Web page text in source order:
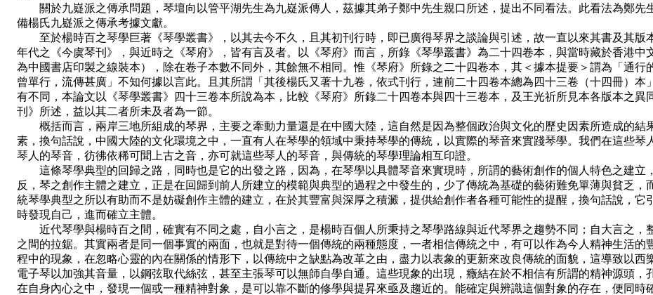
關於九嶷派之傳承問題，琴壇向以管平湖先生為九嶷派傳人，茲據其弟子鄭中先生親口所述，提出不同看法。此看法為鄭先
備楊氏九嶷派之傳承考據文獻。
至於楊時百之琴學巨著《琴學叢書》，以其去今不久，且其初刊行時，即已廣得琴界之談論與引述，故一直以來其書及其版
年代之《今虞琴刊》，與近時之《琴府》，皆有言及者。以《琴府》而言，所錄《琴學叢書》為二十四卷本，與當時藏於香港
為中國書店印製之線裝本），除在卷子本數不同外，其餘無不相同。惟《琴府》所錄之二十四卷本，其＜據本提要＞謂為「通行
曾單行，流傳甚廣」不知何據以言此。且其所謂「其後楊氏又著十九卷，依式刊行，連前二十四卷本總為四十三卷（十四冊）
有不同，本論文以《琴學叢書》四十三卷本所說為本，比較《琴府》所錄二十四卷本與四十三卷本，及王光祈所見本各版本之
刊》所述，益以其二者所未及者為一節。
概括而言，兩岸三地所組成的琴界，主要之牽動力量還是在中國大陸，這自然是因為整個政治與文化的歷史因素所造成的結
素，換句話說，中國大陸的文化環境之中，一直有人在琴學的領域中秉持琴學的傳統，以實際的琴音來實踐琴學。我們在這些
琴人的琴音，彷彿依稀可聞上古之音，亦可就這些琴人的琴音，與傳統的琴學理論相互印證。
這條琴學典型的回歸之路，同時也是它的出發之路，因為，在琴學以具體琴音來實現時，所謂的藝術創作的個人特色之建立
反，琴之創作主體之建立，正是在回歸到前人所建立的模範與典型的過程之中發生的，少了傳統為基礎的藝術難免單薄與貧乏
統琴學典型之所以有助而不是妨礙創作主體的建立，在於其豐富與深厚之積澱，提供給創作者各種可能性的提醒，換句話說，
時發現自己，進而確立主體。
近代琴學與楊時百之間，確實有不同之處，自小言之，是楊時百個人所秉持之琴學路線與近代琴界之趨勢不同；自大言之，
之間的拉鋸。其實兩者是同一個事實的兩面，也就是對待一個傳統的兩種態度，一者相信傳統之中，有可以作為今人精神生活
程中的現象，在忽略心靈的內在關係的情形下，以傳統中之缺點為改革之由，盡力以表象的更新來改良傳統的面貌，這導致以
電子琴以加強其音量，以鋼弦取代絲弦，甚至主張琴可以無師自學自通。這些現象的出現，癥結在於不相信有所謂的精神源頭，
在自身內心之中，發現一個或一種精神對象，是可以靠不斷的修學與提昇來亟及趨近的。能確定與辨識這個對象的存在，便同